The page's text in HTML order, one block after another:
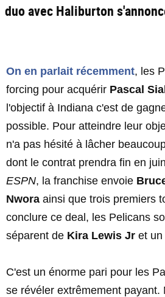
duo avec Haliburton
On en parlait récemment, les
forcing pour acquérir Pascal
l'objectif à Indiana c'est de
possible. Pour atteindre leur
n'a pas hésité à lâcher
dont le contrat prendra fin en
ESPN, la franchise envoie
Nwora ainsi que trois premiers
conclure ce deal, les Pelicans
séparent de Kira Lewis Jr et un
C'est un énorme pari pour les
se révéler extrêmement payant.